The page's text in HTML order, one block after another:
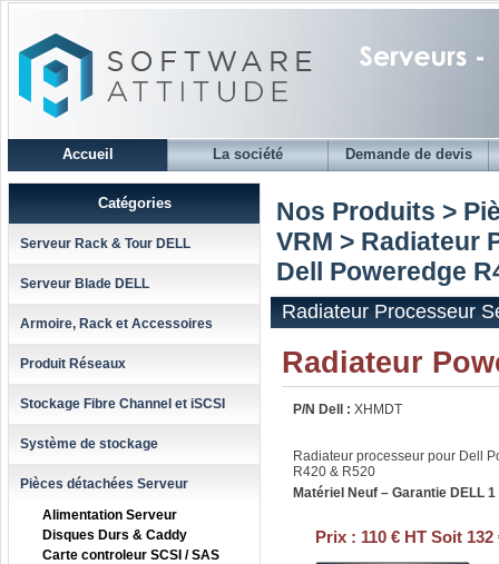
Accueil La société Demande de devis
Catégories
Serveur Rack & Tour DELL
Serveur Blade DELL
Armoire, Rack et Accessoires
Produit Réseaux
Stockage Fibre Channel et iSCSI
Système de stockage
Pièces détachées Serveur
Alimentation Serveur
Disques Durs & Caddy
Carte controleur SCSI / SAS
Nos Produits >
VRM > Radiateur
Dell Poweredge
Radiateur Processeur
Radiateur
P/N Dell : XHMDT
Radiateur processeur pour Dell
R420 & R520
Matériel Neuf – Garantie DELL 1
Prix : 110 € HT Soit 132